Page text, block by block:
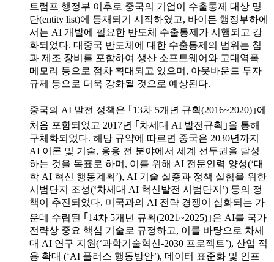
트럼프 행정부 이후로 중국의 기업이 수출통제 대상 명
단(entity list)에 등재되기 시작하였고, 바이든 행정부하에
서는 AI 개발에 필요한 반도체 수출통제가 시행되고 강
화되었다. 대중국 반도체에 대한 수출통제의 범위는 칩
과 제조 장비를 포함하여 생산 소프트웨어와 고대역폭
메모리 등으로 점차 확대되고 있으며, 아웃바운드 투자
규제 등으로 더욱 강화될 것으로 예상된다.
중국의 AI 발전 정책은 ｢13차 5개년 규획(2016~2020)｣에
처음 포함되었고 2017년 ｢차세대 AI 발전규획｣을 통해
구체화되었다. 해당 규약에 따르면 중국은 2030년까지
AI 이론 및 기술, 응용 전 분야에서 세계 선두권을 달성
하는 것을 목표로 하며, 이를 위해 AI 전문인력 양성(‘대
학 AI 혁신 행동계획’), AI 기술 실증과 정책 실험을 위한
시범단지 조성(‘차세대 AI 혁신발전 시범단지’) 등의 정
책이 추진되었다. 미국과의 AI 전략 경쟁이 심화되는 가
운데 수립된 ｢14차 5개년 규획(2021~2025)｣은 AI를 국가
전략상 중요 핵심 기술로 규정하고, 이를 바탕으로 차세
대 AI 연구 지원(‘과학기술혁신-2030 프로젝트’), 산업 적
용 확대 (‘AI 플러스 행동방안’), 데이터 표준화 및 인프